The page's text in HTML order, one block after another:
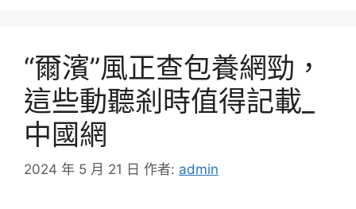
“爾濱”風正查包養網勁，
這些動聽剎時值得記載_
中國網
2024 年 5 月 21 日 作者: admin